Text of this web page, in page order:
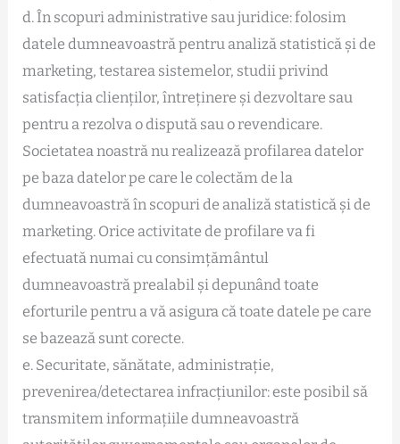
d. În scopuri administrative sau juridice: folosim
datele dumneavoastră pentru analiză statistică și de
marketing, testarea sistemelor, studii privind
satisfacția clienților, întreținere și dezvoltare sau
pentru a rezolva o dispută sau o revendicare.
Societatea noastră nu realizează profilarea datelor
pe baza datelor pe care le colectăm de la
dumneavoastră în scopuri de analiză statistică și de
marketing. Orice activitate de profilare va fi
efectuată numai cu consimțământul
dumneavoastră prealabil și depunând toate
eforturile pentru a vă asigura că toate datele pe care
se bazează sunt corecte.
e. Securitate, sănătate, administrație,
prevenirea/detectarea infracțiunilor: este posibil să
transmitem informațiile dumneavoastră